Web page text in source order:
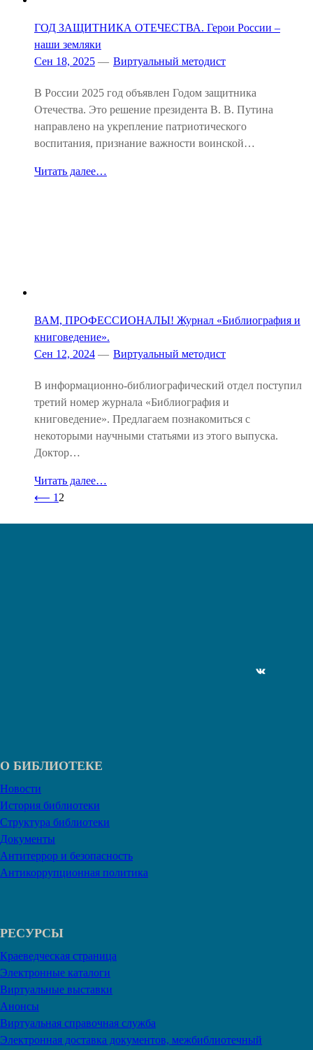
ГОД ЗАЩИТНИКА ОТЕЧЕСТВА. Герои России –
наши земляки
Сен 18, 2025 — Виртуальный методист
В России 2025 год объявлен Годом защитника
Отечества. Это решение президента В. В. Путина
направлено на укрепление патриотического
воспитания, признание важности воинской…
Читать далее…
ВАМ, ПРОФЕССИОНАЛЫ! Журнал «Библиография и
книговедение».
Сен 12, 2024 — Виртуальный методист
В информационно-библиографический отдел поступил
третий номер журнала «Библиография и
книговедение». Предлагаем познакомиться с
некоторыми научными статьями из этого выпуска.
Доктор…
Читать далее…
⟵ 1 2
ВКонтакте
О БИБЛИОТЕКЕ
Новости
История библиотеки
Структура библиотеки
Документы
Антитеррор и безопасность
Антикоррупционная политика
РЕСУРСЫ
Краеведческая страница
Электронные каталоги
Виртуальные выставки
Анонсы
Виртуальная справочная служба
Электронная доставка документов, межбиблиотечный